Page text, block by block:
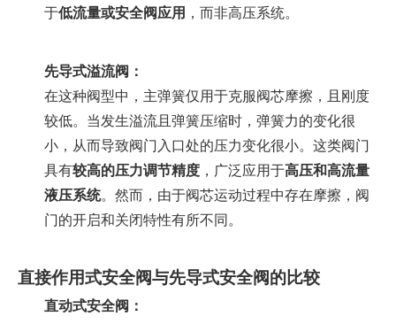
于低流量或安全阀应用 ，而非高压系统。
先导式溢流阀：
在这种阀型中，主弹簧仅用于克服阀芯摩擦，且刚度
较低。当发生溢流且弹簧压缩时，弹簧力的变化很
小，从而导致阀门入口处的压力变化很小。这类阀门
具有较高的压力调节精度 ，广泛应用于高压和高流量
液压系统。然而，由于阀芯运动过程中存在摩擦，阀
门的开启和关闭特性有所不同。
直接作用式安全阀与先导式安全阀的比较
直动式安全阀 ：